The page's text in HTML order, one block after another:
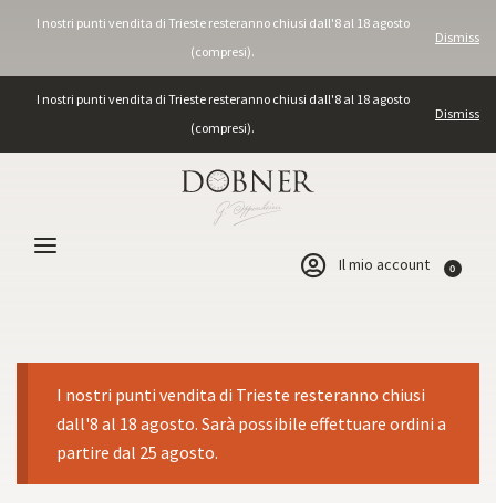
I nostri punti vendita di Trieste resteranno chiusi dall'8 al 18 agosto
(compresi).
Dismiss
I nostri punti vendita di Trieste resteranno chiusi dall'8 al 18 agosto
(compresi).
Dismiss
Il mio account 0
I nostri punti vendita di Trieste resteranno chiusi
dall'8 al 18 agosto. Sarà possibile effettuare ordini a
partire dal 25 agosto.